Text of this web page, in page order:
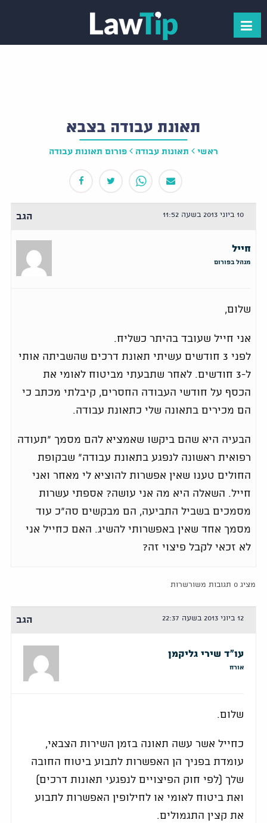
תאונת עבודה בצבא
ראשי תאונות עבודה פורום תאונות עבודה
10 ביוני 2013 בשעה 11:52 הגב
חייל
מנהל בפורום
שלום,
אני חייל שעובד בהיתר כשליח.
לפני 3 חודשים עשיתי תאונת דרכים שהשביתה אותי
ל-3 חודשים. לאחר שתבעתי מביטוח לאומי את
הכסף על חודשי העבודה החסרים, קיבלתי מכתב כי
הם מכירים בתאונה שלי כתאונת עבודה.
הבעיה היא שהם ביקשו שאמציא להם מסמך "תעודה
רפואית ראשונה לנפגע בתאונת עבודה" שבקופת
החולים טענו שאין אפשרות להוציא לי מאחר ואני
חייל. השאלה היא מה אני עושה? אספתי עשרות
מסמכים בשביל התביעה, הם מבקשים סה"כ עוד
מסמך אחד שאין באפשרותי להשיג. האם כחייל אני
לא זכאי לקבל פיצוי זה?
מציג 0 תגובות משורשרות
12 ביוני 2013 בשעה 22:37 הגב
עו"ד שירי גליקמן
אורח
שלום.
כחייל אשר עשה תאונה בזמן השירות הצבאי,
עומדת בפניך הן האפשרות לתבוע ביטוח החובה
שלך (לפי חוק הפיצויים לנפגעי תאונות דרכים)
ואת ביטוח לאומי או לחילופין האפשרות לתבוע
את קצין התגמולים.